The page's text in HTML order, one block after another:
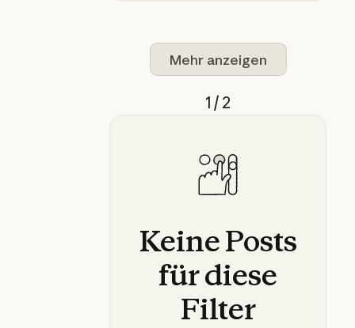
Mehr anzeigen
1 / 2
KeinePosts
fürdiese
Filter